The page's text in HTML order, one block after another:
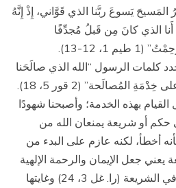
المَسيحَ يَسوعَ ربَّنا الذي قَوَّاني، إِذْ إِنَّهُ
الذي كانَ مِن قَبلُ مُجدِّفًا
1، 12-13).
كلمات الرسول “الله الذي صالَحَنا
مَعَ نَفْسِه بالمسيحِ، وائْتمنَنا على خِدْمَةِ المُصالَحة” (2 قور 5، 18).
بهذه الخدمة؛ وأصبحنا شهودًا
حكم أو شريعة يمنعان الله من
بأنه أخطأ، لكنه عازم على البدء من
يعني جعل الإيمان والرحمة الإلهية
بلا جدوى. ثمة قيمة تمهيدية في الشريعة (را. غل 3، 24) وغايتها